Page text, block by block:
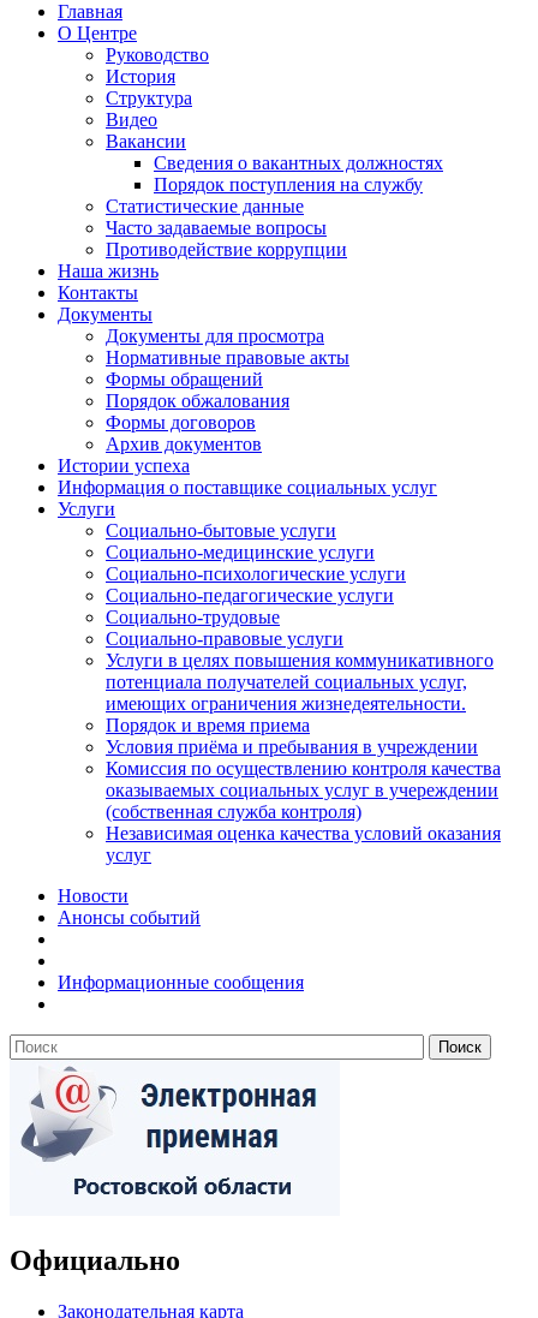
Главная
О Центре
Руководство
История
Структура
Видео
Вакансии
Сведения о вакантных должностях
Порядок поступления на службу
Статистические данные
Часто задаваемые вопросы
Противодействие коррупции
Наша жизнь
Контакты
Документы
Документы для просмотра
Нормативные правовые акты
Формы обращений
Порядок обжалования
Формы договоров
Архив документов
Истории успеха
Информация о поставщике социальных услуг
Услуги
Социально-бытовые услуги
Социально-медицинские услуги
Социально-психологические услуги
Социально-педагогические услуги
Социально-трудовые
Социально-правовые услуги
Услуги в целях повышения коммуникативного
потенциала получателей социальных услуг,
имеющих ограничения жизнедеятельности.
Порядок и время приема
Условия приёма и пребывания в учреждении
Комиссия по осуществлению контроля качества
оказываемых социальных услуг в учереждении
(собственная служба контроля)
Независимая оценка качества условий оказания
услуг
Новости
Анонсы событий
Информационные сообщения
Официально
Законодательная карта